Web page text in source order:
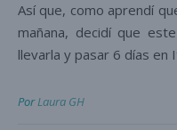
Así que, como aprendí
mañana, decidí que
llevarla y pasar 6 días en
PorLaura GH